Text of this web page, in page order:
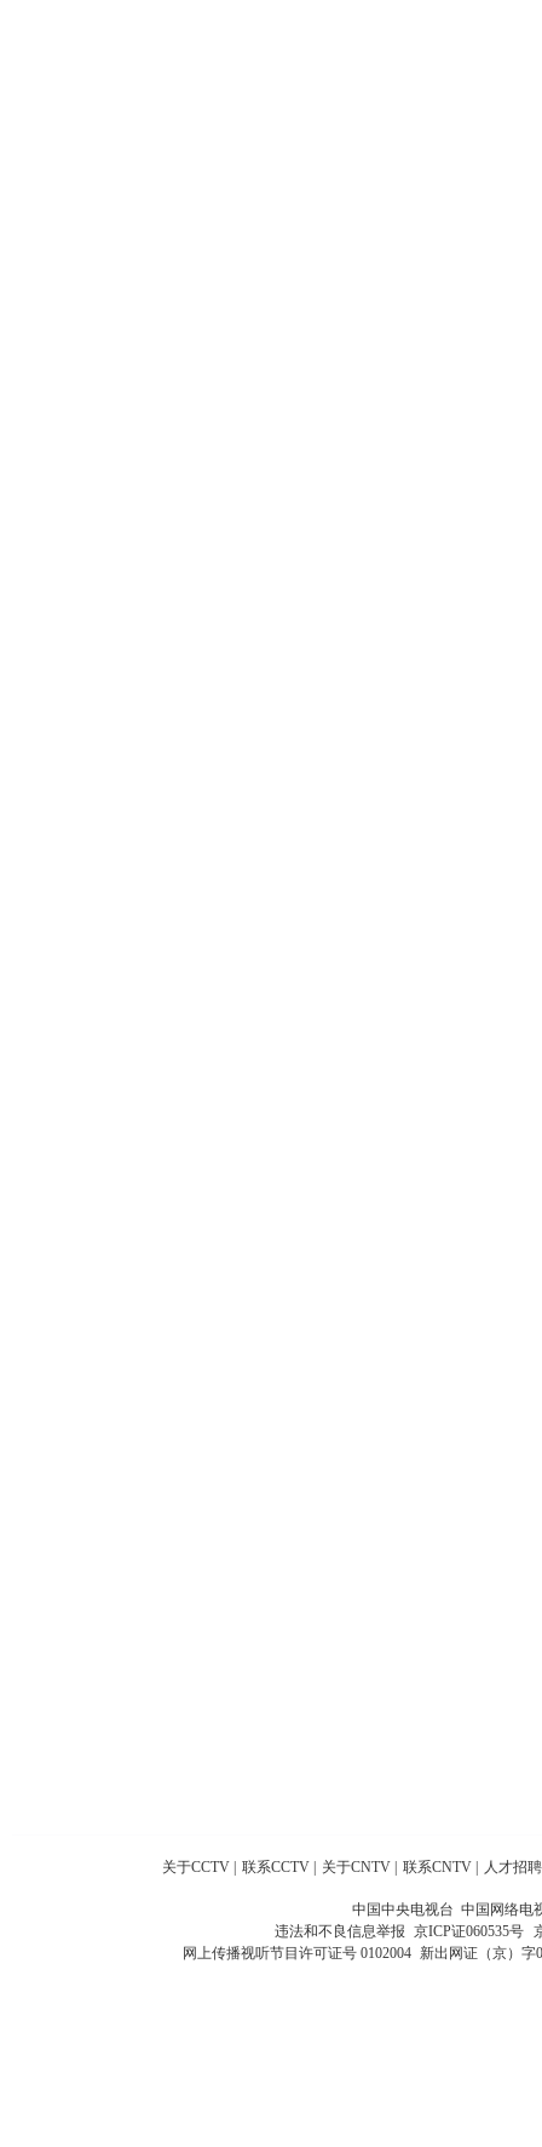
关于CCTV 联系CCTV 关于CNTV 联系CNTV 人才招聘
中国中央电视台 中国网络电
违法和不良信息举报 京ICP证060535号
网上传播视听节目许可证号 0102004 新出网证（京）